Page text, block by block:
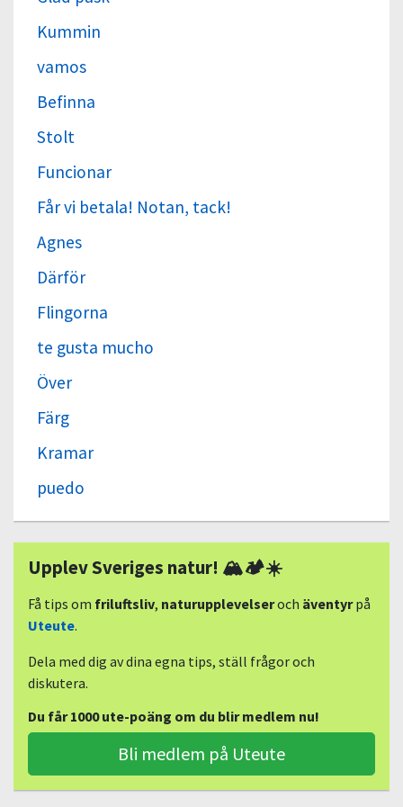
Kummin
vamos
Befinna
Stolt
Funcionar
Får vi betala! Notan, tack!
Agnes
Därför
Flingorna
te gusta mucho
Över
Färg
Kramar
puedo
Upplev Sveriges natur! 🏔🏕☀️
Få tips om friluftsliv, naturupplevelseroch äventyrpå
Uteute.
Dela med dig av dina egna tips, ställ frågor och
diskutera.
Du får 1000 ute-poäng om du blir medlem nu!
Bli medlem på Uteute